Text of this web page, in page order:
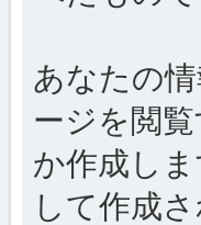
あなたの
ージを閲
か作成し
して作成